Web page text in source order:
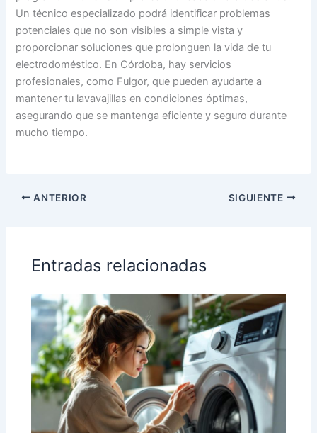
Un técnico especializado podrá identificar problemas
potenciales que no son visibles a simple vista y
proporcionar soluciones que prolonguen la vida de tu
electrodoméstico. En Córdoba, hay servicios
profesionales, como Fulgor, que pueden ayudarte a
mantener tu lavavajillas en condiciones óptimas,
asegurando que se mantenga eficiente y seguro durante
mucho tiempo.
ANTERIOR SIGUIENTE
Entradas relacionadas